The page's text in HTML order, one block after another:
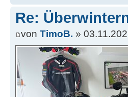
Re:
von TimoB. »